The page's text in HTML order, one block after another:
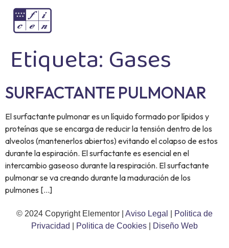
Etiqueta:Gases
SURFACTANTE PULMONAR
El surfactante pulmonar es un líquido formado por lípidos y
proteínas que se encarga de reducir la tensión dentro de los
alveolos (mantenerlos abiertos) evitando el colapso de estos
durante la espiración. El surfactante es esencial en el
intercambio gaseoso durante la respiración. El surfactante
pulmonar se va creando durante la maduración de los
pulmones […]
© 2024 Copyright Elementor | Aviso Legal
Politica de
Privacidad
Politica de Cookies Diseño Web